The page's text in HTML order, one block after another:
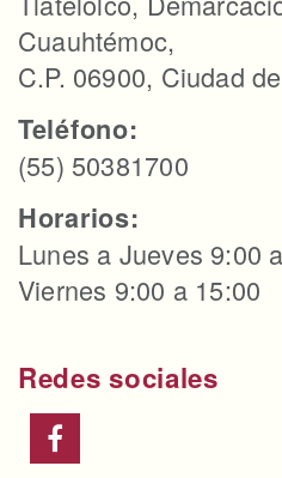
Cuauhtémoc,
C.P. 06900, Ciudad
Teléfono:
(55) 50381700
Horarios:
Lunes a Jueves 9:00
Viernes 9:00 a 15:00
Redes sociales